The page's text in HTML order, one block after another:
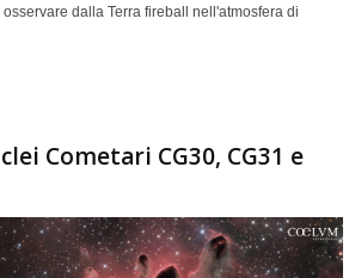
dalla Terra fireball nell'atmosfera di
Cometari CG30, CG31 e